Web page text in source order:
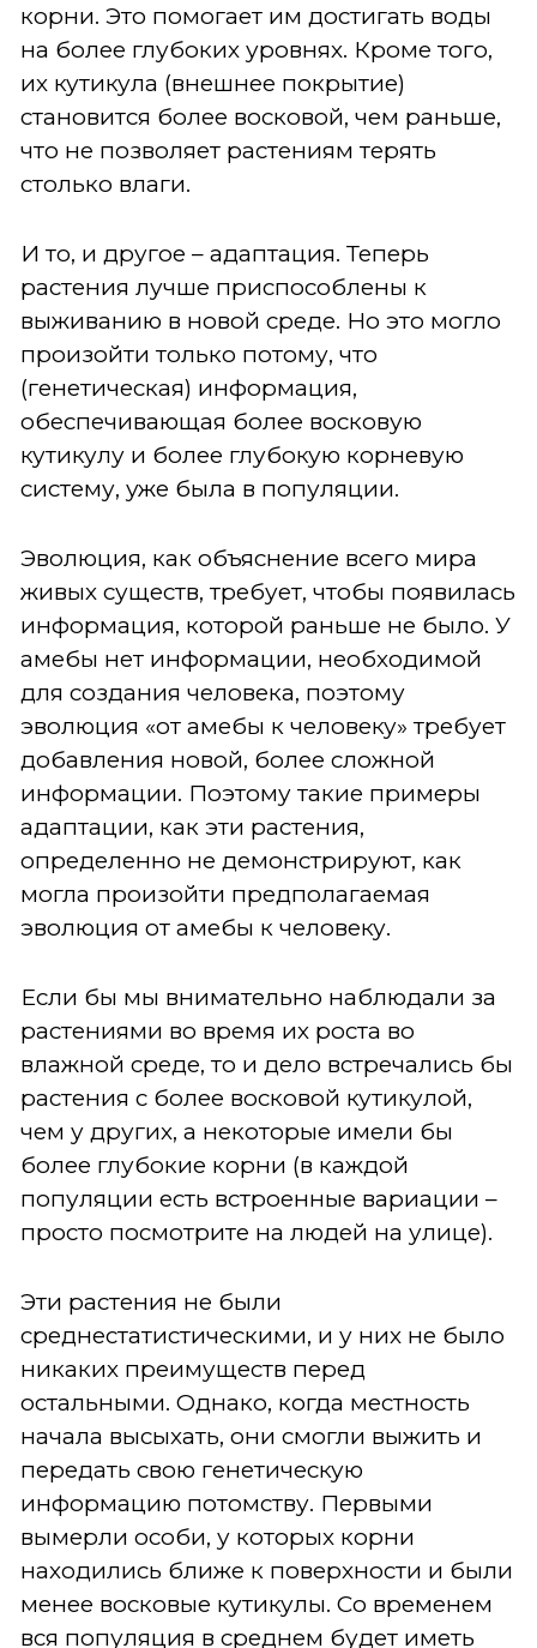
корни. Это помогает им достигать воды
на более глубоких уровнях. Кроме того,
их кутикула (внешнее покрытие)
становится более восковой, чем раньше,
что не позволяет растениям терять
столько влаги.
И то, и другое – адаптация. Теперь
растения лучше приспособлены к
выживанию в новой среде. Но это могло
произойти только потому, что
(генетическая) информация,
обеспечивающая более восковую
кутикулу и более глубокую корневую
систему, уже была в популяции.
Эволюция, как объяснение всего мира
живых существ, требует, чтобы появилась
информация, которой раньше не было. У
амебы нет информации, необходимой
для создания человека, поэтому
эволюция «от амебы к человеку» требует
добавления новой, более сложной
информации. Поэтому такие примеры
адаптации, как эти растения,
определенно не демонстрируют, как
могла произойти предполагаемая
эволюция от амебы к человеку.
Если бы мы внимательно наблюдали за
растениями во время их роста во
влажной среде, то и дело встречались бы
растения с более восковой кутикулой,
чем у других, а некоторые имели бы
более глубокие корни (в каждой
популяции есть встроенные вариации –
просто посмотрите на людей на улице).
Эти растения не были
среднестатистическими, и у них не было
никаких преимуществ перед
остальными. Однако, когда местность
начала высыхать, они смогли выжить и
передать свою генетическую
информацию потомству. Первыми
вымерли особи, у которых корни
находились ближе к поверхности и были
менее восковые кутикулы. Со временем
вся популяция в среднем будет иметь